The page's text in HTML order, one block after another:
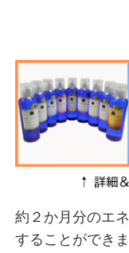
約２か月分のエ
することができ